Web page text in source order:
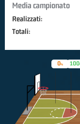
Media campionato
Realizzati:
Totali:
100
0